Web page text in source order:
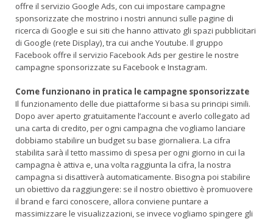
offre il servizio Google Ads, con cui impostare campagne
sponsorizzate che mostrino i nostri annunci sulle pagine di
ricerca di Google e sui siti che hanno attivato gli spazi pubblicitari
di Google (rete Display), tra cui anche Youtube. Il gruppo
Facebook offre il servizio Facebook Ads per gestire le nostre
campagne sponsorizzate su Facebook e Instagram.
Come funzionano in pratica le campagne sponsorizzate
Il funzionamento delle due piattaforme si basa su principi simili.
Dopo aver aperto gratuitamente l’account e averlo collegato ad
una carta di credito, per ogni campagna che vogliamo lanciare
dobbiamo stabilire un budget su base giornaliera. La cifra
stabilita sarà il tetto massimo di spesa per ogni giorno in cui la
campagna è attiva e, una volta raggiunta la cifra, la nostra
campagna si disattiverà automaticamente. Bisogna poi stabilire
un obiettivo da raggiungere: se il nostro obiettivo è promuovere
il brand e farci conoscere, allora conviene puntare a
massimizzare le visualizzazioni, se invece vogliamo spingere gli